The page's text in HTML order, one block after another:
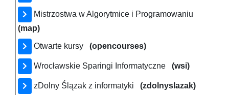
Mistrzostwa w Algorytmice i Programowaniu
(map)
Otwarte kursy (opencourses)
Wrocławskie Sparingi Informatyczne (wsi)
zDolny Ślązak z informatyki (zdolnyslazak)